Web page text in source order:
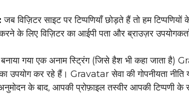
जब विज़िटर साइट पर टिप्पणियाँ छोड़ते हैं तो हम
के लिए विज़िटर का आईपी पता और ब्राउज़र
गया एक अनाम स्ट्रिंग (जिसे हैश भी कहा जाता है)
उपयोग कर रहे हैं। Gravatar सेवा की गोपनीयता
के बाद, आपकी प्रोफ़ाइल तस्वीर आपकी टिप्पणी के